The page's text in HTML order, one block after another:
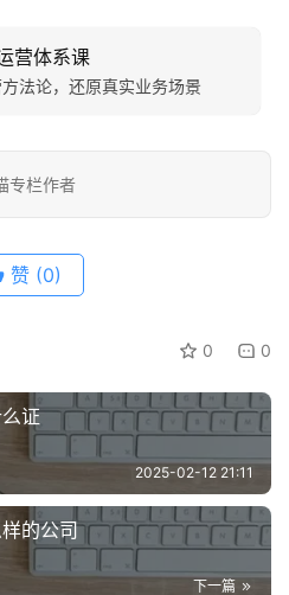
营体系课
法论，还原真实业务场景
专栏作者
赞 (0)
0 0
证
2025-02-12 21:11
的公司
下一篇